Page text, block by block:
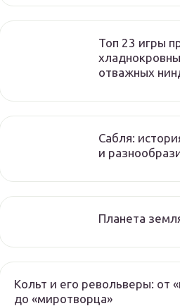
Топ 23 игры
отважных
Сабля:
и
Планета
Кольт и его револьверы: от
до «миротворца»